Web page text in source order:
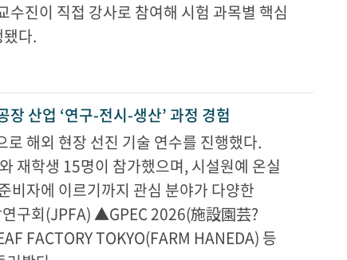
진이 직접 강사로 참여해 시험 과목별 핵심
다.
산업 ‘연구-전시-생산’ 과정 경험
해외 현장 선진 기술 연수를 진행했다.
재학생 15명이 참가했으며, 시설원예 온실
비자에 이르기까지 관심 분야가 다양한
구회(JPFA) ▲GPEC 2026(施設園芸?
FACTORY TOKYO(FARM HANEDA) 등